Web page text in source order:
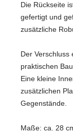
Die Rückseite
gefertigt und
zusätzliche
Der Verschluss
praktischen
Eine kleine
zusätzlichen
Gegenstände.
Maße: ca. 28